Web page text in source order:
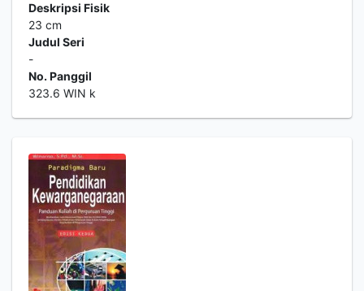
Deskripsi Fisik
23 cm
Judul Seri
-
No. Panggil
323.6 WIN k